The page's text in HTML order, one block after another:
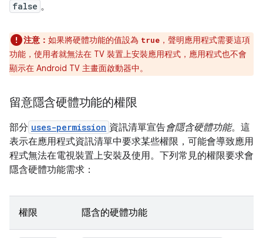
false 。
注意： 如果將硬體功能的值設為 true ，聲明應用程式需要這項
功能，使用者就無法在 TV 裝置上安裝應用程式，應用程式也不會
顯示在 Android TV 主畫面啟動器中。
留意隱含硬體功能的權限
部分 uses-permission 資訊清單宣告會隱含硬體功能。這
表示在應用程式資訊清單中要求某些權限，可能會導致應用
程式無法在電視裝置上安裝及使用。下列常見的權限要求會
隱含硬體功能需求：
權限 隱含的硬體功能